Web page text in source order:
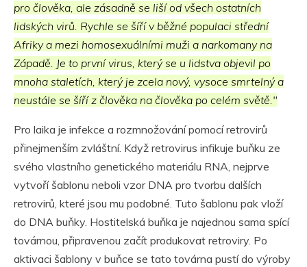
pro člověka, ale zásadně se liší od všech ostatních
lidských virů. Rychle se šíří v běžné populaci střední
Afriky a mezi homosexuálními muži a narkomany na
Západě. Je to první virus, který se u lidstva objevil po
mnoha staletích, který je zcela nový, vysoce smrtelný a
neustále se šíří z člověka na člověka po celém světě."
Pro laika je infekce a rozmnožování pomocí retrovirů
přinejmenším zvláštní. Když retrovirus infikuje buňku ze
svého vlastního genetického materiálu RNA, nejprve
vytvoří šablonu neboli vzor DNA pro tvorbu dalších
retrovirů, které jsou mu podobné. Tuto šablonu pak vloží
do DNA buňky. Hostitelská buňka je najednou sama spící
továrnou, připravenou začít produkovat retroviry. Po
aktivaci šablony v buňce se tato továrna pustí do výroby